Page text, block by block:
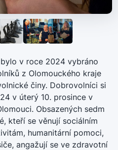
v roce 2024 vybráno
z Olomouckého kraje
činy. Dobrovolníci si
v úterý 10. prosince v
Obsazených sedm
kteří se věnují sociálním
humanitární pomoci,
angažují se ve zdravotní